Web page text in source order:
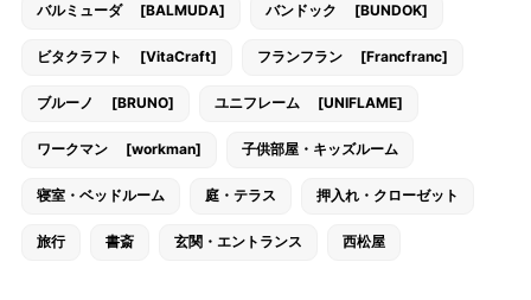
バルミューダ [BALMUDA] バンドック [BUNDOK]
ビタクラフト [VitaCraft] フランフラン [Francfranc]
ブルーノ [BRUNO] ユニフレーム [UNIFLAME]
ワークマン [workman] 子供部屋・キッズルーム
寝室・ベッドルーム 庭・テラス 押入れ・クローゼット
旅行 書斎 玄関・エントランス 西松屋